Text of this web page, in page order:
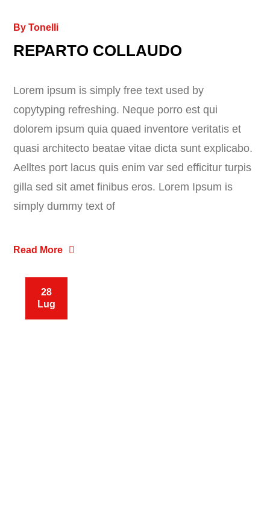
ByTonelli
REPARTO COLLAUDO
Lorem ipsum is simply free text used by
copytyping refreshing. Neque porro est qui
dolorem ipsum quia quaed inventore veritatis et
quasi architecto beatae vitae dicta sunt explicabo.
Aelltes port lacus quis enim var sed efficitur turpis
gilla sed sit amet finibus eros. Lorem Ipsum is
simply dummy text of
Read More
28
Lug